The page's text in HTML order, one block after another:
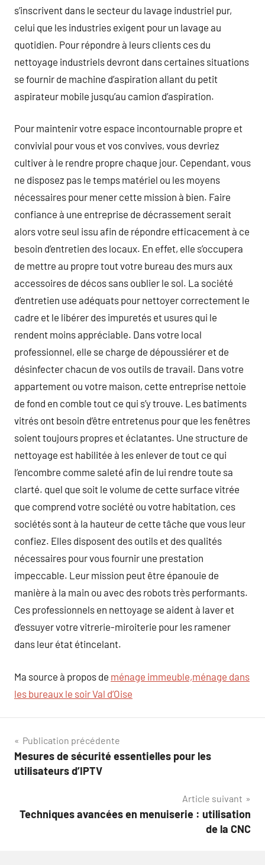
s’inscrivent dans le secteur du lavage industriel pur,
celui que les industries exigent pour un lavage au
quotidien. Pour répondre à leurs clients ces du
nettoyage industriels devront dans certaines situations
se fournir de machine d’aspiration allant du petit
aspirateur mobile jusqu’au camion d’aspiration.
Pour maintenir votre espace incontournable propre et
convivial pour vous et vos convives, vous devriez
cultiver à le rendre propre chaque jour. Cependant, vous
ne disposez pas le temps matériel ou les moyens
nécessaires pour mener cette mission à bien. Faire
confiance à une entreprise de décrassement serait
alors votre seul issu afin de répondre efficacement à ce
besoin d’entretien des locaux. En effet, elle s’occupera
de mettre au propre tout votre bureau des murs aux
accessoires de décos sans oublier le sol. La société
d’entretien use adéquats pour nettoyer correctement le
cadre et le libérer des impuretés et usures qui le
rendent moins appréciable. Dans votre local
professionnel, elle se charge de dépoussiérer et de
désinfecter chacun de vos outils de travail. Dans votre
appartement ou votre maison, cette entreprise nettoie
de fond en comble tout ce qui s’y trouve. Les batiments
vitrés ont besoin d’être entretenus pour que les fenêtres
soient toujours propres et éclatantes. Une structure de
nettoyage est habilitée à les enlever de tout ce qui
l’encombre comme saleté afin de lui rendre toute sa
clarté. quel que soit le volume de cette surface vitrée
que comprend votre société ou votre habitation, ces
sociétés sont à la hauteur de cette tâche que vous leur
confiez. Elles disposent des outils et des qualités
nécessaires pour vous fournir une prestation
impeccable. Leur mission peut être épanouie de
manière à la main ou avec des robots très performants.
Ces professionnels en nettoyage se aident à laver et
d’essuyer votre vitrerie-miroiterie pour les ramener
dans leur état étincelant.
Ma source à propos de ménage immeuble,ménage dans
les bureaux le soir Val d’Oise
Navigation
de
Publication précédente
Mesures de sécurité essentielles pour les
utilisateurs d’IPTV
Article suivant
Techniques avancées en menuiserie : utilisation
de la CNC